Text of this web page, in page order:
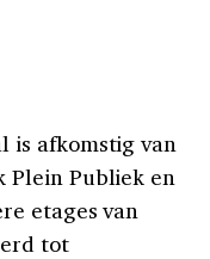
is afkomstig van
Plein Publiek en
etages van
tot